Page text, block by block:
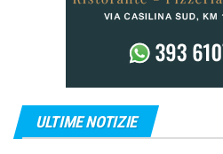
ULTIME NOTIZIE